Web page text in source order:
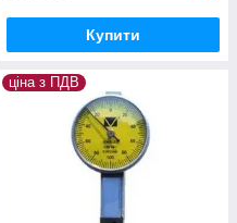
Купити
ціна з ПДВ